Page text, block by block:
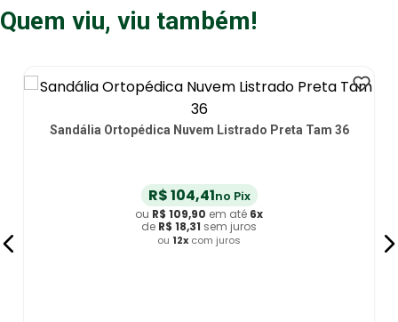
Quem viu, viu também!
Nuvem Listrado Preta Tam 36
em até6x
sem juros